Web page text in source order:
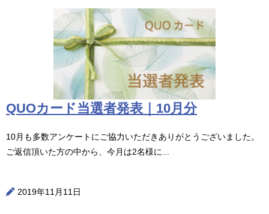
QUOカード当選者発表｜10月分
10月も多数アンケートにご協力いただきありがとうございました。
ご返信頂いた方の中から、今月は2名様に...
2019年11月11日